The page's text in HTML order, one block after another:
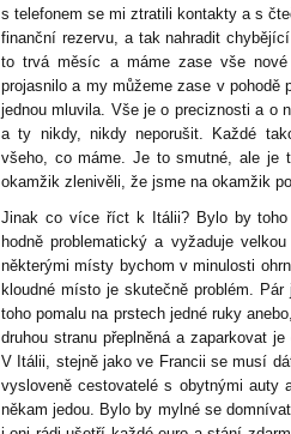
s telefonem se mi ztratili kontakty a s
finanční rezervu, a tak nahradit
to trvá měsíc a máme zase vše
projasnilo a my můžeme zase v
jednou mluvila. Vše je o preciznosti a o
a ty nikdy, nikdy neporušit. Každé
všeho, co máme. Je to smutné, ale je
okamžik zlenivěli, že jsme na okamžik
Jinak co více říct k Itálii? Bylo by toho
hodně problematický a vyžaduje
některými místy bychom v minulosti
kloudné místo je skutečně problém.
toho pomalu na prstech jedné ruky
druhou stranu přeplněná a zaparkovat
V Itálii, stejně jako ve Francii se musí
vysloveně cestovatelé s obytnými auty
někam jedou. Bylo by mylné se